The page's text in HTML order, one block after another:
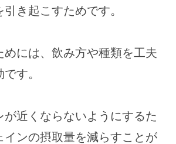
き起こすためです。
めには、飲み方や種類を工夫
す。
が近くならないようにするた
インの摂取量を減らすことが